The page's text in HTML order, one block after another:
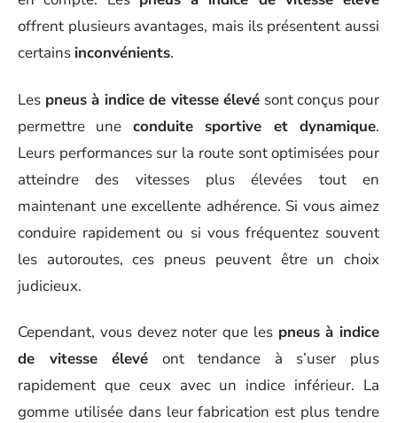
offrent plusieurs avantages, mais ils présentent aussi
certains inconvénients.
Les pneus à indice de vitesse élevé sont conçus pour
permettre une conduite sportive et dynamique.
Leurs performances sur la route sont optimisées pour
atteindre des vitesses plus élevées tout en
maintenant une excellente adhérence. Si vous aimez
conduire rapidement ou si vous fréquentez souvent
les autoroutes, ces pneus peuvent être un choix
judicieux.
Cependant, vous devez noter que les pneus à indice
de vitesse élevé ont tendance à s’user plus
rapidement que ceux avec un indice inférieur. La
gomme utilisée dans leur fabrication est plus tendre